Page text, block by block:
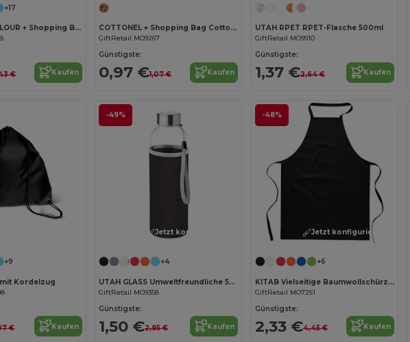
+17
COTTONEL COLOUR + Shopping Bag Cotton 140g/m²
€ Kaufen
COTTONEL + Shopping Bag Cotton 140g/m²
GiftRetail MO9267
Günstigste:
0,97 €1,07 € Kaufen
UTAH RPET RPET-Flasche 500ml
GiftRetail MO9910
Günstigste:
1,37 €2,64 € Kaufen
+9
mit Kordelzug
€ Kaufen
-49%
Jetzt konfigurieren!
+4
UTAH GLASS Umweltfreundliche 500ml Glasflasche mit Neoprenhülle
GiftRetail MO9358
Günstigste:
1,50 €2,95 € Kaufen
-48%
Jetzt konfigurieren!
+6
KITAB Vielseitige Baumwollschürze für Küche und Garten
GiftRetail MO7251
Günstigste:
2,33 €4,45 € Kaufen